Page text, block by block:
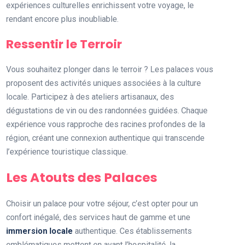
expériences culturelles enrichissent votre voyage, le
rendant encore plus inoubliable.
Ressentir le Terroir
Vous souhaitez plonger dans le terroir ? Les palaces vous
proposent des activités uniques associées à la culture
locale. Participez à des ateliers artisanaux, des
dégustations de vin ou des randonnées guidées. Chaque
expérience vous rapproche des racines profondes de la
région, créant une connexion authentique qui transcende
l’expérience touristique classique.
Les Atouts des Palaces
Choisir un palace pour votre séjour, c’est opter pour un
confort inégalé, des services haut de gamme et une
immersion locale authentique. Ces établissements